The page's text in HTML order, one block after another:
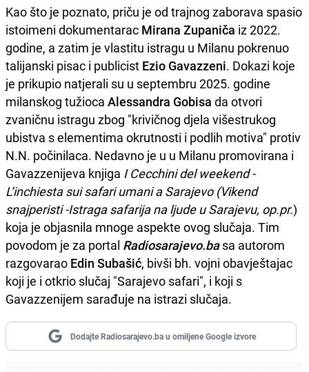
Kao što je poznato, priču je od trajnog zaborava spasio
istoimeni dokumentarac Mirana Zupaniča iz 2022.
godine, a zatim je vlastitu istragu u Milanu pokrenuo
talijanski pisac i publicist Ezio Gavazzeni. Dokazi koje
je prikupio natjerali su u septembru 2025. godine
milanskog tužioca Alessandra Gobisa da otvori
zvaničnu istragu zbog "krivičnog djela višestrukog
ubistva s elementima okrutnosti i podlih motiva" protiv
N.N. počinilaca. Nedavno je u u Milanu promovirana i
Gavazzenijeva knjiga I Cecchini del weekend -
L’inchiesta sui safari umani a Sarajevo (Vikend
snajperisti -Istraga safarija na ljude u Sarajevu, op.pr.)
koja je objasnila mnoge aspekte ovog slučaja. Tim
povodom je za portal Radiosarajevo.basa autorom
razgovarao Edin Subašić, bivši bh. vojni obavještajac
koji je i otkrio slučaj "Sarajevo safari", i koji s
Gavazzenijem sarađuje na istrazi slučaja.
Dodajte Radiosarajevo.ba u omiljene Google izvore